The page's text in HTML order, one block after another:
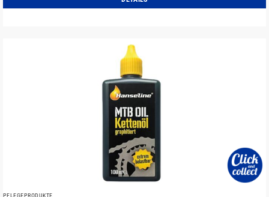
PFLEGEPRODUKTE